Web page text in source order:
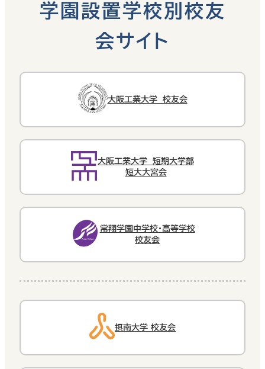
学園設置学校別校友
会サイト
大阪工業大学 校友会
大阪工業大学 短期大学部
短大大宮会
常翔学園中学校・高等学校
校友会
摂南大学 校友会